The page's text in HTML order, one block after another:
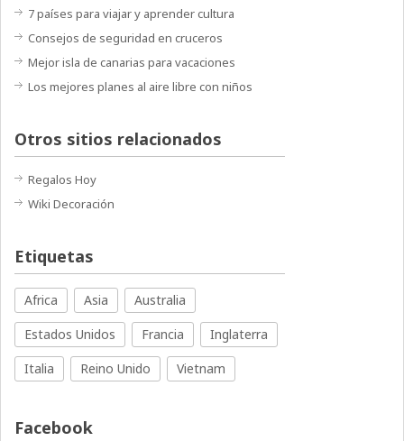
7 países para viajar y aprender cultura
Consejos de seguridad en cruceros
Mejor isla de canarias para vacaciones
Los mejores planes al aire libre con niños
Otros sitios relacionados
Regalos Hoy
Wiki Decoración
Etiquetas
Africa Asia
Australia
Estados Unidos
Francia
Inglaterra
Italia
Reino Unido Vietnam
Facebook